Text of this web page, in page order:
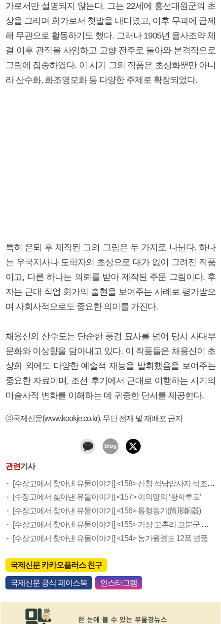
가로서만 설명되지 않는다. 그는 22세에 흥선대원군의 초
상을 그리며 화가로서 첫발을 내디뎠고, 이후 무과에 급제
해 무관으로 활동하기도 했다. 그러나 1905년 을사조약 체
결 이후 관직을 사임하고 고향 전주로 돌아와 본격적으로
그림에 집중하였다. 이 시기 그의 작품은 초상화뿐만 아니
라 산수화, 화조영모화 등 다양한 주제로 확장되었다.
특히 은퇴 후 제작된 그의 그림은 두 가지로 나뉜다. 하나
는 우국지사나 도학자의 초상으로 대가 없이 그려진 작품
이고, 다른 하나는 의뢰를 받아 제작된 주문 그림이다. 후
자는 근대 직업 화가의 출현을 보여주는 사례로 평가받으
며 사회사적으로도 중요한 의미를 가진다.
채용신의 산수도는 단순한 풍경 묘사를 넘어 당시 사대부
문화와 이상향을 담아내고 있다. 이 작품들은 채용신이 초
상화 외에도 다양한 예술적 재능을 발휘했음을 보여주는
중요한 자료이며, 조선 후기에서 근대로 이행하는 시기의
미술사적 변화를 이해하는 데 귀중한 단서를 제공한다.
ⓒ국제신문(www.kookje.co.kr), 무단 전재 및 재배포 금지
관련기사
[수장고에서 찾아낸 유물이야기] <158> 산청 석남암사지 석조비로자나불좌상 납석사리호와 금동보살입상
[수장고에서 찾아낸 유물이야기] <157> 이의양의 ‘황학루도’
[수장고에서 찾아낸 유물이야기] <156> 통형동기(筒形銅器)
[수장고에서 찾아낸 유물이야기] <155> 기장 고촌리 고분군 출토 삼엽환두대도
[수장고에서 찾아낸 유물이야기] <154> 농가월령도 12폭 병풍
국제신문 카카오플러스 친구
국제신문 공식 페이스북 인스타그램